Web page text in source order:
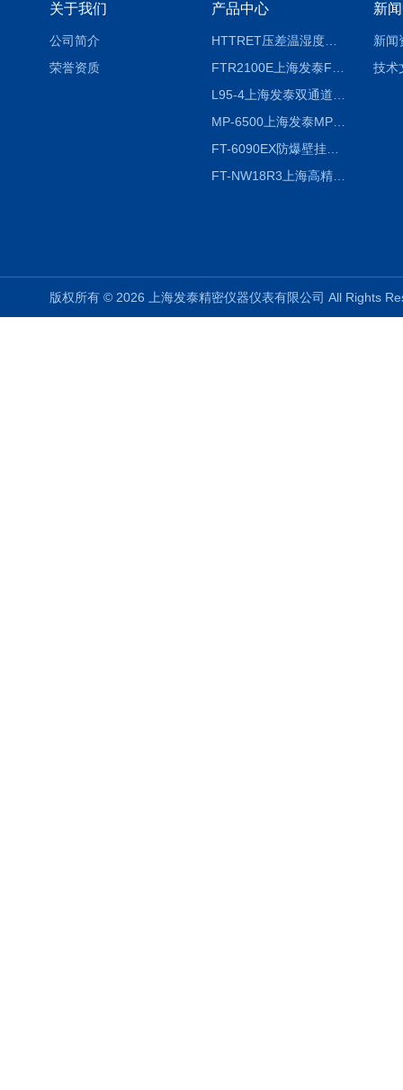
关于我们
公司简介
荣誉资质
产品中心
HTTRET压差温湿度显示屏
MP-6500上海发泰MP-6500 压力记录器
FT-6090EX防爆壁挂式沼气分析检测仪
FT-NW18R3上海高精度温度记录仪
新
新闻
技术
版权所有 © 2026 上海发泰精密仪器仪表有限公司 All